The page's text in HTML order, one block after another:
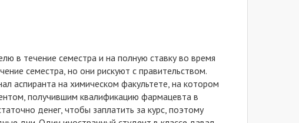
в течение семестра и на полную ставку во время
семестра, но они рискуют с правительством.
аспиранта на химическом факультете, на котором
получившим квалификацию фармацевта в
денег, чтобы заплатить за курс, поэтому